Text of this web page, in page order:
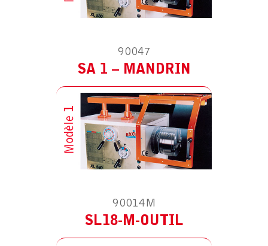
90047
SA 1 – MANDRIN
90014M
SL18-M-OUTIL
MODÈLE :POUR TOUR
AVEC RUPTEUR DE SÉCURITÉ
MODÈLE :POUR TOUR
AVEC RUPTEUR DE SÉCURITÉ